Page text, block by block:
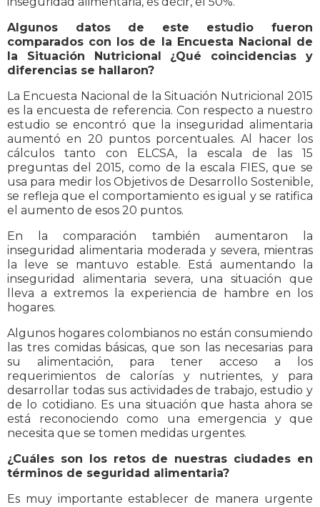
Algunos datos de este estudio fueron
comparados con los de la Encuesta Nacional de
la Situación Nutricional ¿Qué coincidencias y
diferencias se hallaron?
La Encuesta Nacional de la Situación Nutricional 2015
es la encuesta de referencia. Con respecto a nuestro
estudio se encontró que la inseguridad alimentaria
aumentó en 20 puntos porcentuales. Al hacer los
cálculos tanto con ELCSA, la escala de las 15
preguntas del 2015, como de la escala FIES, que se
usa para medir los Objetivos de Desarrollo Sostenible,
se refleja que el comportamiento es igual y se ratifica
el aumento de esos 20 puntos.
En la comparación también aumentaron la
inseguridad alimentaria moderada y severa, mientras
la leve se mantuvo estable. Está aumentando la
inseguridad alimentaria severa, una situación que
lleva a extremos la experiencia de hambre en los
hogares.
Algunos hogares colombianos no están consumiendo
las tres comidas básicas, que son las necesarias para
su alimentación, para tener acceso a los
requerimientos de calorías y nutrientes, y para
desarrollar todas sus actividades de trabajo, estudio y
de lo cotidiano. Es una situación que hasta ahora se
está reconociendo como una emergencia y que
necesita que se tomen medidas urgentes.
¿Cuáles son los retos de nuestras ciudades en
términos de seguridad alimentaria?
Es muy importante establecer de manera urgente